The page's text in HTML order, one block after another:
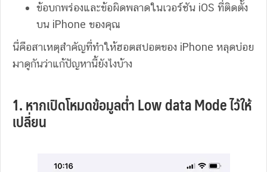
ข้อบกพร่องและข้อผิดพลาดในเวอร์ชัน iOS ที่ติดตั้ง
บน iPhone ของคุณ
นี่คือสาเหตุสำคัญที่ทำให้ฮอตสปอตของ iPhone หลุดบ่อย
มาดูกันว่าแก้ปัญหานี้ยังไงบ้าง
1. หากเปิดโหมดข้อมูลต่ำ Low data Mode ไว้ให้
เปลี่ยน